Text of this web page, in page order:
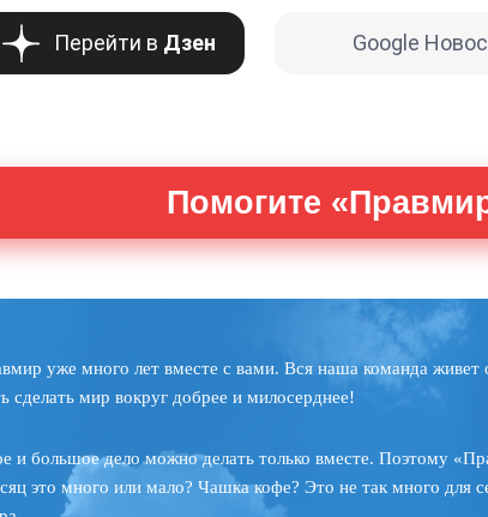
Перейти в Дзен Google
Помогите
уже много лет вместе с вами. Вся наша команда
сделать мир вокруг добрее и милосерднее!
и большое дело можно делать только вместе. Поэтому
это много или мало? Чашка кофе? Это не так много для